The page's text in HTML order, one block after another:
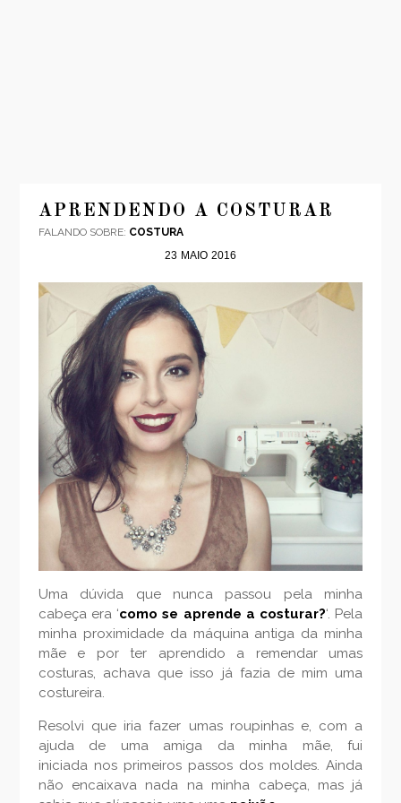
MODA
VIAGENS
VÍDEOS
SOBRE
CONTATO
APRENDENDO A COSTURAR
FALANDO SOBRE: COSTURA
23 MAIO 2016
Uma dúvida que nunca passou pela minha
cabeça era ‘como se aprende a costurar?‘. Pela
minha proximidade da máquina antiga da minha
mãe e por ter aprendido a remendar umas
costuras, achava que isso já fazia de mim uma
costureira.
Resolvi que iria fazer umas roupinhas e, com a
ajuda de uma amiga da minha mãe, fui
iniciada nos primeiros passos dos moldes. Ainda
não encaixava nada na minha cabeça, mas já